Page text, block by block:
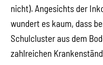
nicht). Angesichts der
wundert es kaum, dass
Schulcluster aus dem
zahlreichen